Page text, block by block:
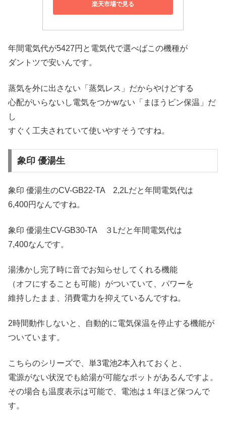
楽天市場で見る
年間電気代が5427円と電気代で選べばこの機種が
ダントツで安いんです。
蒸気を外に出さない「蒸気レス」だからやけどする
心配がいらないし電気をつかwない「まほうビン保温」だ
し
すぐく工夫されていて使いやすそうですね。
象印 優湯生
象印 優湯生のCV-GB22-TA 2,2Lだと年間電気代は
6,400円なんですね。
象印 優湯生CV-GB30-TA ３Lだと年間電気代は
7,400なんです。
湯沸かし完了時に音でお知らせしてくれる機能
（オフにすることも可能）がついていて、パワーを
維持したまま、消費電力を抑えているんですね。
2時間動作しないと、自動的に電気保温を停止する機能が
ついています。
こちらのシリーズで、単3電池2本入れておくと、
電源がない状況でも給湯が可能なポットがあるんですよ。
その場合も温度表示は可能で、電池は１年ほど保つんで
す。